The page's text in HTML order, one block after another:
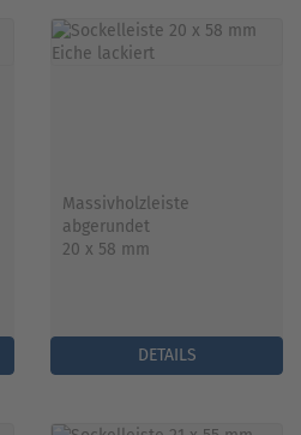
Massivholzleiste
abgerundet
20 x 58 mm
DETAILS